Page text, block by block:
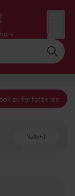
av forfatteren
Nullstill